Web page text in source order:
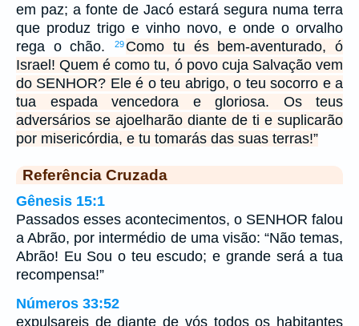
em paz; a fonte de Jacó estará segura numa terra
que produz trigo e vinho novo, e onde o orvalho
rega o chão.
29 Como tu és bem-aventurado, ó
Israel! Quem é como tu, ó povo cuja Salvação vem
do SENHOR? Ele é o teu abrigo, o teu socorro e a
tua espada vencedora e gloriosa. Os teus
adversários se ajoelharão diante de ti e suplicarão
por misericórdia, e tu tomarás das suas terras!”
Referência Cruzada
Gênesis 15:1
Passados esses acontecimentos, o SENHOR falou
a Abrão, por intermédio de uma visão: “Não temas,
Abrão! Eu Sou o teu escudo; e grande será a tua
recompensa!”
Números 33:52
expulsareis de diante de vós todos os habitantes